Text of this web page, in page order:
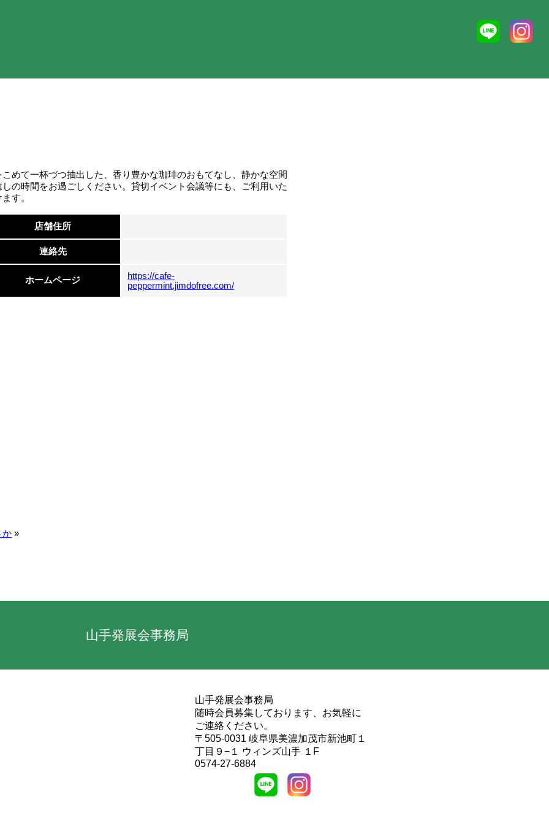
こめて一杯づつ抽出した、香り豊かな珈琲のおもてなし、静かな空間
しの時間をお過ごしください。貸切イベント会議等にも、ご利用いた
す。
店舗住所
連絡先
ホームページ
https://cafe-
peppermint.jimdofree.com/
か »
山手発展会事務局
山手発展会事務局
随時会員募集しております、お気軽に
ご連絡ください。
〒505-0031 岐阜県美濃加茂市新池町１
丁目９−１ ウィンズ山手 １F
0574-27-6884